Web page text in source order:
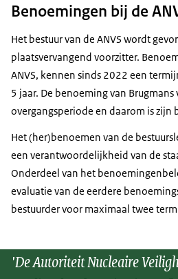
Benoemingen bij de
Het bestuur van de ANVS wordt
plaatsvervangend voorzitter.
ANVS, kennen sinds 2022 een
5 jaar. De benoeming van Brugmans
overgangsperiode en daarom is
Het (her)benoemen van de
een verantwoordelijkheid van de
Onderdeel van het
evaluatie van de eerdere
bestuurder voor maximaal twee
'De Autoriteit Nucleaire